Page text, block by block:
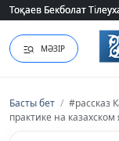
Тоқаев Бекболат
Тоқаев Бекболат
МӘЗІР
Басты бет / #рассказ
практике на